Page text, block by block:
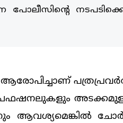
ആരോപിച്ചാണ്
ആവശ്യമെങ്കില്‍